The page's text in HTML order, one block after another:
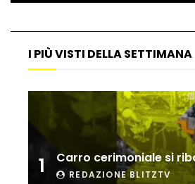
Maltempo, il
Frana travolge casa a
girato dal ragazzo
I PIÙ VISTI DELLA SETTIMANA
1 Carro cerimoniale si
REDAZIONE BLITZTV